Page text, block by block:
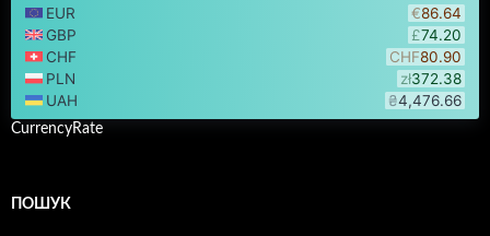
CurrencyRate
ПОШУК